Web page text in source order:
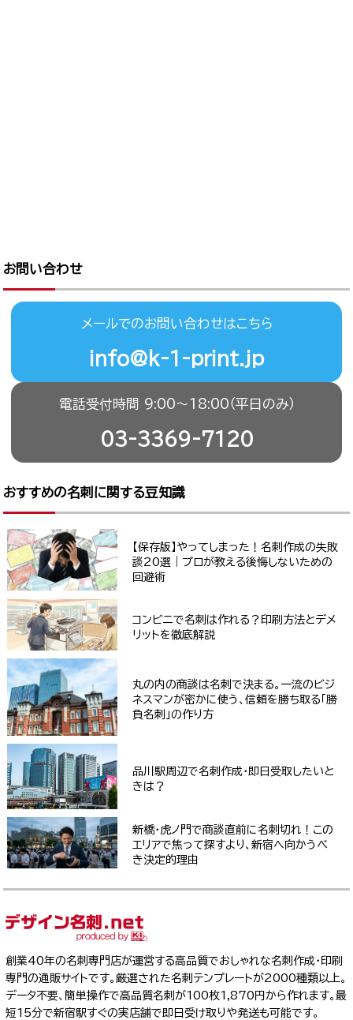
お問い合わせ
メールでのお問い合わせはこちら
info@k-1-print.jp
電話受付時間 9:00〜18:00（平日のみ）
03-3369-7120
おすすめの名刺に関する豆知識
【保存版】やってしまった！名刺作成の失敗
談20選｜プロが教える後悔しないための
回避術
コンビニで名刺は作れる？印刷方法とデメ
リットを徹底解説
丸の内の商談は名刺で決まる。一流のビジ
ネスマンが密かに使う、信頼を勝ち取る「勝
負名刺」の作り方
品川駅周辺で名刺作成・即日受取したいと
きは？
新橋・虎ノ門で商談直前に名刺切れ！この
エリアで焦って探すより、新宿へ向かうべ
き決定的理由
創業40年の名刺専門店が運営する高品質でおしゃれな名刺作成・印刷
専門の通販サイトです。厳選された名刺テンプレートが2000種類以上。
データ不要、簡単操作で高品質名刺が100枚1,870円から作れます。最
短15分で新宿駅すぐの実店舗で即日受け取りや発送も可能です。